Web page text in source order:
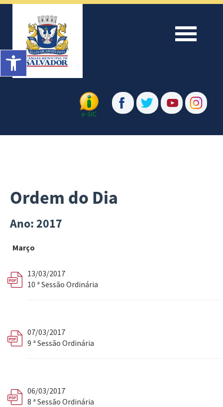
Menu
Ordem do Dia
Ano: 2017
Março
13/03/2017
10 ª Sessão Ordinária
07/03/2017
9 ª Sessão Ordinária
06/03/2017
8 ª Sessão Ordinária
Barra de Ferramentas Aberta